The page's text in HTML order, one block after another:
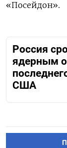
«Посейдон».
Россия
ядерным
США